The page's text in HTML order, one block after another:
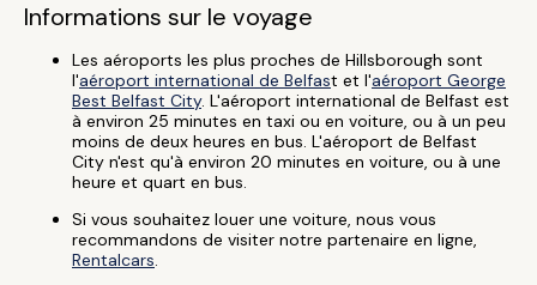
Informations sur le voyage
Les aéroports les plus proches de Hillsborough sont
l'aéroport international de Belfast et l'aéroport George
Best Belfast City. L'aéroport international de Belfast est
à environ 25 minutes en taxi ou en voiture, ou à un peu
moins de deux heures en bus. L'aéroport de Belfast
City n'est qu'à environ 20 minutes en voiture, ou à une
heure et quart en bus.
Si vous souhaitez louer une voiture, nous vous
recommandons de visiter notre partenaire en ligne,
Rentalcars.